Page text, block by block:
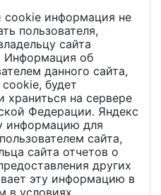
информация не
пользователя,
сайта
Информация об
данного сайта,
будет
храниться на сервере
Федерации. Яндекс
информацию для
сайта,
сайта отчетов о
других
эту информацию в
в условиях